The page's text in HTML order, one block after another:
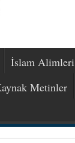
İslam Alimleri
Metinler